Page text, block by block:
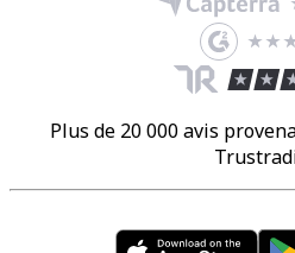
Plus de 20 000 avis